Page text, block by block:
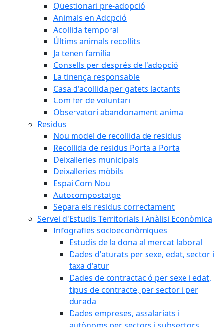
Qüestionari pre-adopció
Animals en Adopció
Acollida temporal
Últims animals recollits
Ja tenen família
Consells per després de l'adopció
La tinença responsable
Casa d'acollida per gatets lactants
Com fer de voluntari
Observatori abandonament animal
Residus
Nou model de recollida de residus
Recollida de residus Porta a Porta
Deixalleries municipals
Deixalleries mòbils
Espai Com Nou
Autocompostatge
Separa els residus correctament
Servei d'Estudis Territorials i Anàlisi Econòmica
Infografies socioeconòmiques
Estudis de la dona al mercat laboral
Dades d'aturats per sexe, edat, sector i
taxa d'atur
Dades de contractació per sexe i edat,
tipus de contracte, per sector i per
durada
Dades empreses, assalariats i